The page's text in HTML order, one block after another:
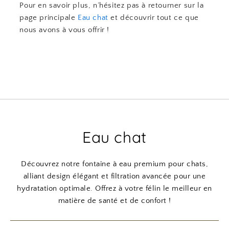
Pour en savoir plus, n’hésitez pas à retourner sur la
page principale Eau chat et découvrir tout ce que
nous avons à vous offrir !
Eau chat
Découvrez notre fontaine à eau premium pour chats,
alliant design élégant et filtration avancée pour une
hydratation optimale. Offrez à votre félin le meilleur en
matière de santé et de confort !